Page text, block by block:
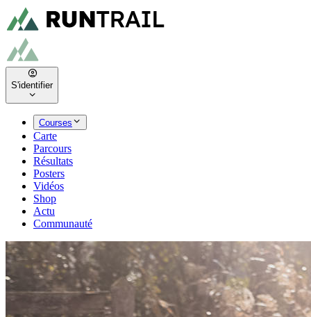
S'identifier
Courses
Carte
Parcours
Résultats
Posters
Vidéos
Shop
Actu
Communauté